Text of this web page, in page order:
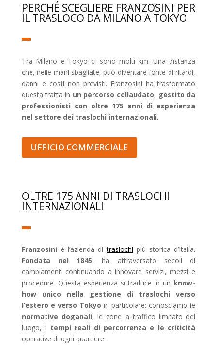
PERCHÉ SCEGLIERE FRANZOSINI PER
IL TRASLOCO DA MILANO A TOKYO
Tra Milano e Tokyo ci sono molti km. Una distanza
che, nelle mani sbagliate, può diventare fonte di ritardi,
danni e costi non previsti. Franzosini ha trasformato
questa tratta in un percorso collaudato, gestito da
professionisti con oltre 175 anni di esperienza
nel settore dei traslochi internazionali.
UFFICIO COMMERCIALE
OLTRE 175 ANNI DI TRASLOCHI
INTERNAZIONALI
Franzosini è l’azienda ditraslochi più storica d’Italia.
Fondata nel 1845, ha attraversato secoli di
cambiamenti continuando a innovare servizi, mezzi e
procedure. Questa esperienza si traduce in un know-
how unico nella gestione di traslochi verso
l’estero e verso Tokyo in particolare: conosciamo le
normative doganali, le zone a traffico limitato del
luogo, i tempi reali di percorrenza e le criticità
operative di ogni quartiere.